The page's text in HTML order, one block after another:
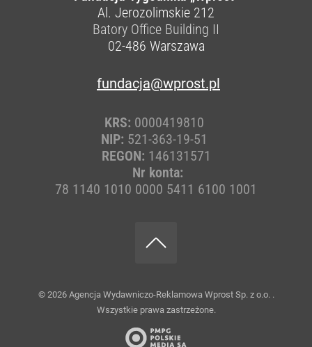
Al. Jerozolimskie 212
Batory Office Building II
02-486 Warszawa
fundacja@wprost.pl
KRS: 0000419810
NIP: 521-363-19-51
REGON: 146131571
Nr konta:
78 1140 1010 0000 5411 6100 1001
© 2026 Agencja Wydawniczo-Reklamowa Wprost Sp. z o.o. .
Wszystkie prawa zastrzeżone.